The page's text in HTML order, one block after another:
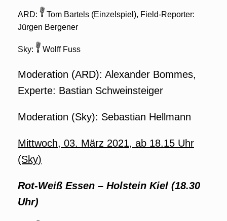
ARD:
Tom Bartels (Einzelspiel), Field-Reporter:
Jürgen Bergener
Sky: Wolff Fuss
Moderation (ARD): Alexander Bommes,
Experte: Bastian Schweinsteiger
Moderation (Sky): Sebastian Hellmann
Mittwoch, 03. März 2021, ab 18.15 Uhr
(Sky)
Rot-Weiß Essen – Holstein Kiel (18.30
Uhr)